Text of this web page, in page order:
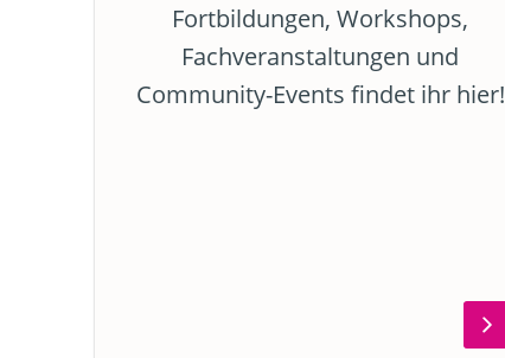
Fortbildungen, Workshops,
Fachveranstaltungen und
Community-Events findet ihr hier!